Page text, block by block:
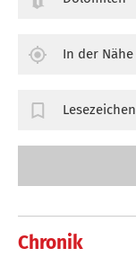
Chronik
In der Nähe
Lesezeichen